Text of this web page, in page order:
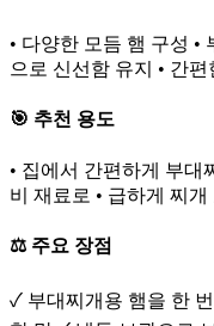
• 다양한 모듬 햄 구성 •
으로 신선함 유지 • 간편
🎯 추천 용도
• 집에서 간편하게 부대
비 재료로 • 급하게 찌
⚖️ 주요 장점
✓ 부대찌개용 햄을 한